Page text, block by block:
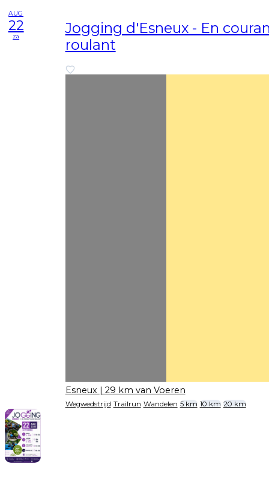
AUG
22
za
Jogging d'Esneux - En
roulant
Esneux | 29 km van Voeren
Wegwedstrijd Trailrun Wandelen 5 km 10 km 20 km